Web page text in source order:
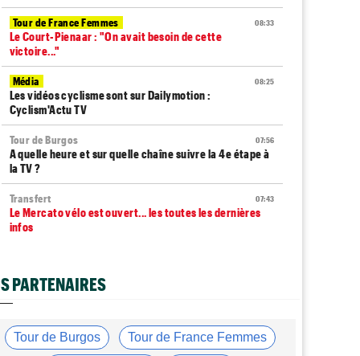
08:33
Tour de France Femmes
Le Court-Pienaar : "On avait besoin de cette
victoire..."
08:25
Média
Les vidéos cyclisme sont sur Dailymotion :
Cyclism'Actu TV
07:56
Tour de Burgos
A quelle heure et sur quelle chaîne suivre la 4e étape à
la TV ?
07:43
Transfert
Le Mercato vélo est ouvert... les toutes les dernières
infos
disparaître en 2027
Diffusion TV... quelle heure et quelle chaîne la 5e étape
?
PARTENAIRES
Tour de Burgos Tour de France Femmes